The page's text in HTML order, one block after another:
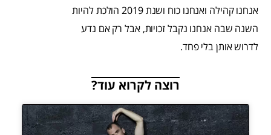
אנחנו קהילה ואנחנו כוח ושנת 2019 הולכת להיות
השנה שבה אנחנו נקבל זכויות, אבל רק אם נדע
לדרוש אותן בלי פחד.
רוצה לקרוא עוד?